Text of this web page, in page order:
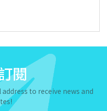
閱
to receive news and